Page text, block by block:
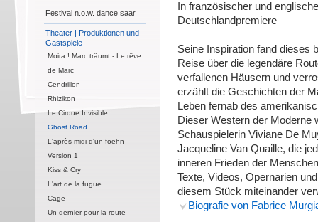
Festival n.o.w. dance saar
Theater | Produktionen und
Gastspiele
Moira ! Marc träumt - Le rêve
de Marc
Cendrillon
Rhizikon
Le Cirque Invisible
Ghost Road
L'après-midi d'un foehn
Version 1
Kiss & Cry
L'art de la fugue
Cage
Un dernier pour la route
In französischer und
Deutschlandpremiere
Seine Inspiration fand dieses
Reise über die legendäre
verfallenen Häusern und
erzählt die Geschichten der
Leben fernab des
Dieser Western der Moderne
Schauspielerin Viviane De
Jacqueline Van Quaille, die
inneren Frieden der
Texte, Videos, Opernarien
diesem Stück miteinander
Biografie von Fabrice